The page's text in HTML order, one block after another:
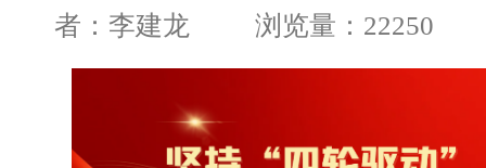
者：李建龙 浏览量：22250